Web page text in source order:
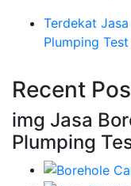
Terdekat
Plumping
Recent
img Jasa
Plumping